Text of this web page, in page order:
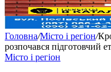
Головна/Місто і регіон/
розпочався підготовчий
Місто і регіон